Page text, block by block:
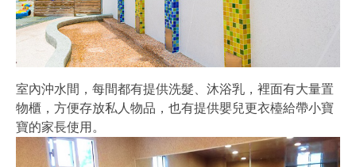
室內沖水間，每間都有提供洗髮、沐浴乳，裡面有大量置
物櫃，方便存放私人物品，也有提供嬰兒更衣檯給帶小寶
寶的家長使用。